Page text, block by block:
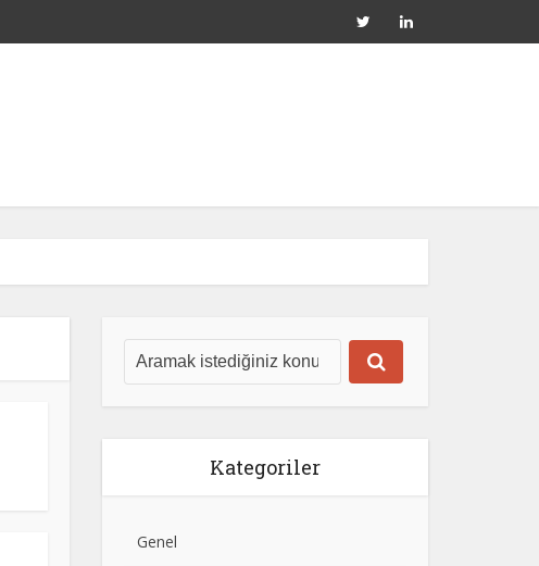
Kategoriler
Genel